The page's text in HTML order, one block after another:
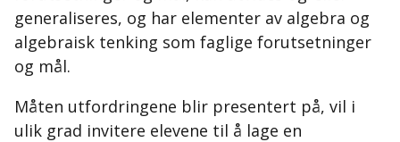
generaliseres, og har elementer av algebra og
algebraisk tenking som faglige forutsetninger
og mål.
Måten utfordringene blir presentert på, vil i
ulik grad invitere elevene til å lage en